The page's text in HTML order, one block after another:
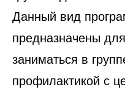
Данный вид
предназначены
заниматься в
профилактикой с